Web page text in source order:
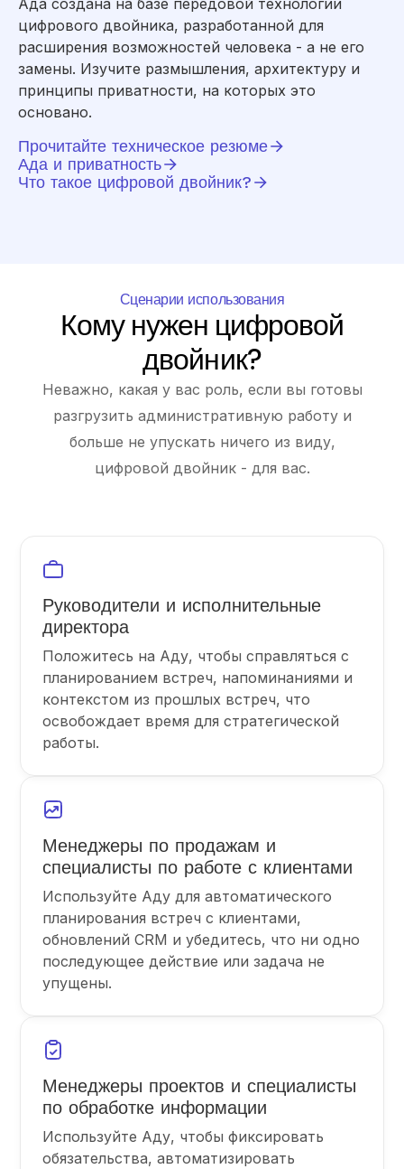
Ада создана на базе передовой технологии
цифрового двойника, разработанной для
расширения возможностей человека - а не его
замены. Изучите размышления, архитектуру и
принципы приватности, на которых это
основано.
Прочитайте техническое резюме
Ада и приватность
Что такое цифровой двойник?
Сценарии использования
Кому нужен цифровой
двойник?
Неважно, какая у вас роль, если вы готовы
разгрузить административную работу и
больше не упускать ничего из виду,
цифровой двойник - для вас.
Руководители и исполнительные
директора
Положитесь на Аду, чтобы справляться с
планированием встреч, напоминаниями и
контекстом из прошлых встреч, что
освобождает время для стратегической
работы.
Менеджеры по продажам и
специалисты по работе с клиентами
Используйте Аду для автоматического
планирования встреч с клиентами,
обновлений CRM и убедитесь, что ни одно
последующее действие или задача не
упущены.
Менеджеры проектов и специалисты
по обработке информации
Используйте Аду, чтобы фиксировать
обязательства, автоматизировать